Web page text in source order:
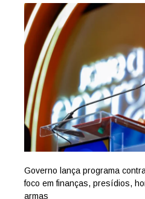
Governo lança programa
foco em finanças, presídios,
armas